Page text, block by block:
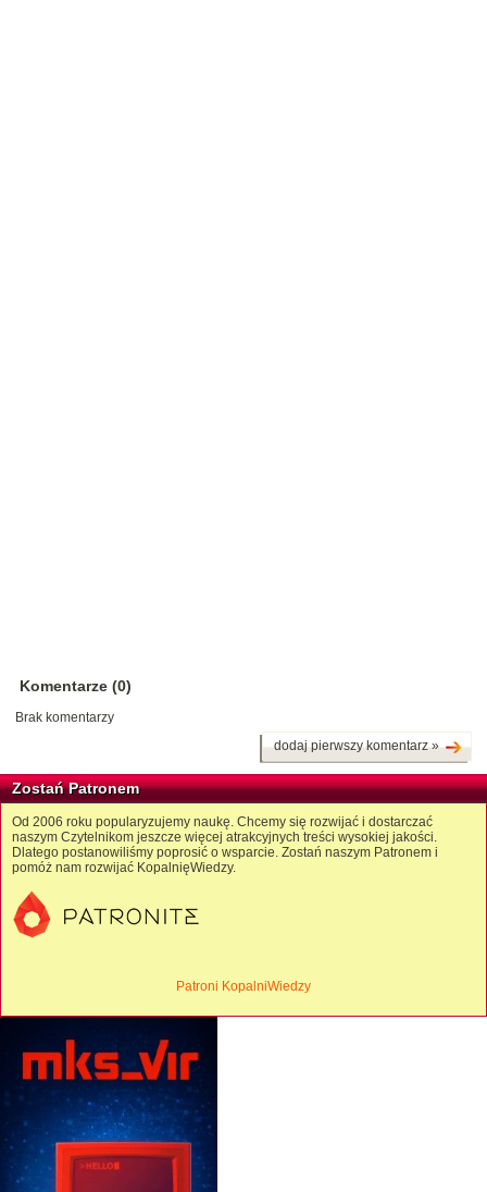
Komentarze (0)
Brak komentarzy
dodaj pierwszy komentarz »
Zostań Patronem
Od 2006 roku popularyzujemy naukę. Chcemy się rozwijać i dostarczać
naszym Czytelnikom jeszcze więcej atrakcyjnych treści wysokiej jakości.
Dlatego postanowiliśmy poprosić o wsparcie. Zostań naszym Patronem i
pomóż nam rozwijać KopalnięWiedzy.
Patroni KopalniWiedzy